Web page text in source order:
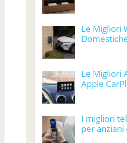
Le Migliori
Le Migliori
Apple
I migliori
per anziani